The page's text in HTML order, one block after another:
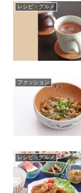
レシピ・グルメ
ファッション
レシピ・グルメ